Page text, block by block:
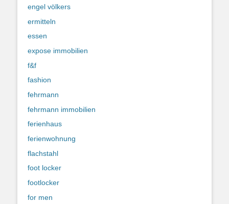
engel völkers
ermitteln
essen
expose immobilien
f&f
fashion
fehrmann
fehrmann immobilien
ferienhaus
ferienwohnung
flachstahl
foot locker
footlocker
for men